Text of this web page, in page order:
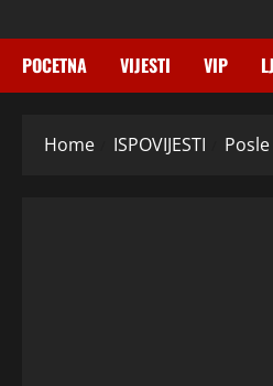
POCETNA VIJESTI VIP
Home ISPOVIJESTI